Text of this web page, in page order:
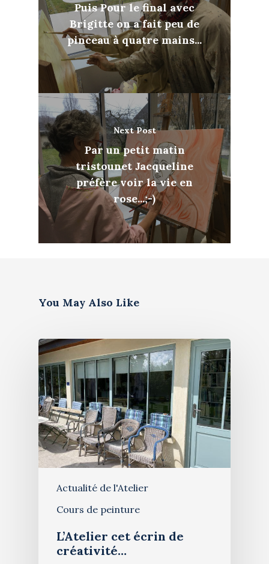
Puis Pour le final avec
Brigitte on a fait peu de
pinceau à quatre mains...
Next Post
Par un petit matin
tristounet Jacqueline
préfère voir la vie en
rose...;-)
You May Also Like
Actualité de l'Atelier
Cours de peinture
L’Atelier cet écrin de
créativité…
Bio & histoire
Galerie